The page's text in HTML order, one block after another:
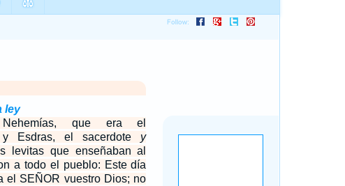
ley
Nehemías, que era el
y Esdras, el sacerdote y
levitas que enseñaban al
a todo el pueblo: Este día
el SEÑOR vuestro Dios; no